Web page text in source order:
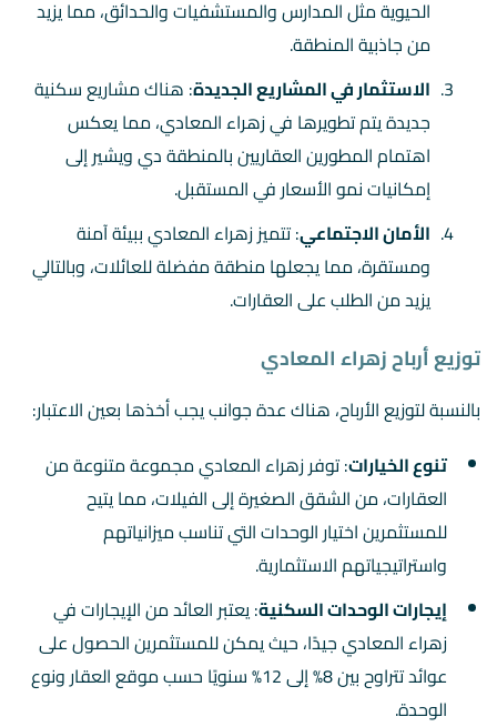
الحيوية مثل المدارس والمستشفيات والحدائق، مما يزيد
من جاذبية المنطقة.
الاستثمار في المشاريع الجديدة: هناك مشاريع سكنية
جديدة يتم تطويرها في زهراء المعادي، مما يعكس
اهتمام المطورين العقاريين بالمنطقة دي ويشير إلى
إمكانيات نمو الأسعار في المستقبل.
الأمان الاجتماعي: تتميز زهراء المعادي ببيئة آمنة
ومستقرة، مما يجعلها منطقة مفضلة للعائلات، وبالتالي
يزيد من الطلب على العقارات.
توزيع أرباح زهراء المعادي
بالنسبة لتوزيع الأرباح، هناك عدة جوانب يجب أخذها بعين الاعتبار:
تنوع الخيارات: توفر زهراء المعادي مجموعة متنوعة من
العقارات، من الشقق الصغيرة إلى الفيلات، مما يتيح
للمستثمرين اختيار الوحدات التي تناسب ميزانياتهم
واستراتيجياتهم الاستثمارية.
إيجارات الوحدات السكنية: يعتبر العائد من الإيجارات في
زهراء المعادي جيدًا، حيث يمكن للمستثمرين الحصول على
عوائد تتراوح بين 8% إلى 12% سنويًا حسب موقع العقار ونوع
الوحدة.